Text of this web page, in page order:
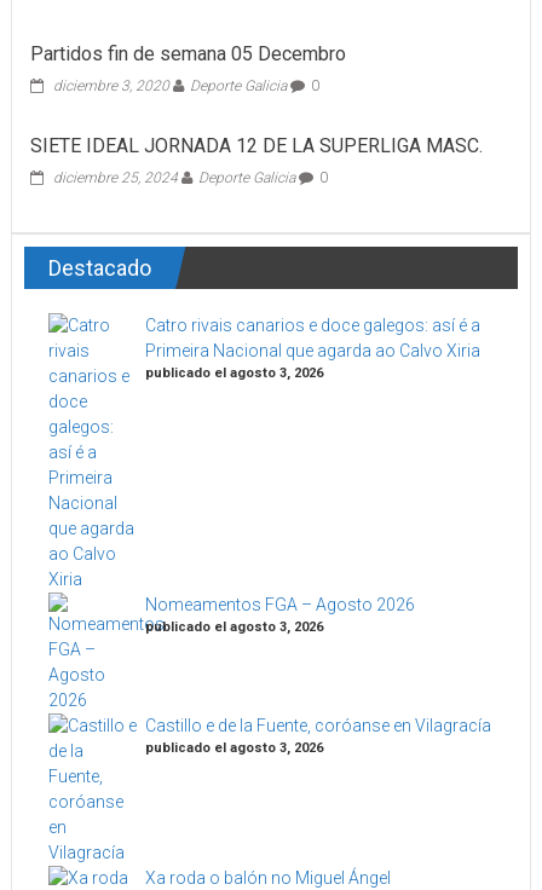
Partidos fin de semana 05 Decembro
diciembre 3, 2020 Deporte Galicia 0
SIETE IDEAL JORNADA 12 DE LA SUPERLIGA MASC.
diciembre 25, 2024 Deporte Galicia 0
Destacado
Catro rivais canarios e doce galegos: así é a
Primeira Nacional que agarda ao Calvo Xiria
publicado el agosto 3, 2026
Nomeamentos FGA – Agosto 2026
publicado el agosto 3, 2026
Castillo e de la Fuente, coróanse en Vilagracía
publicado el agosto 3, 2026
Xa roda o balón no Miguel Ángel